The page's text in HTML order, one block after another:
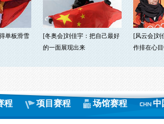
单板滑雪
[冬奥会]刘佳宇：把自己最好
的一面展现出来
[风云会]刘
作排在心
程 项目赛程 场馆赛程 中